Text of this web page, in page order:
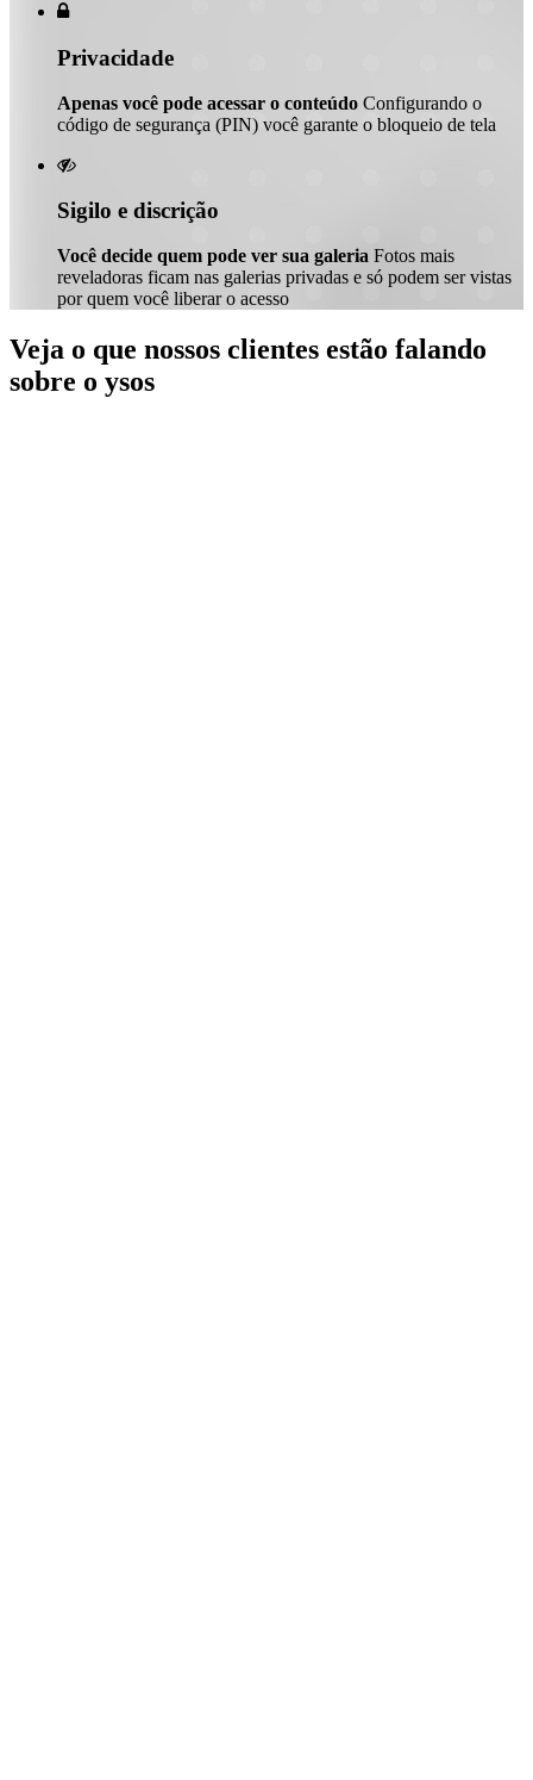

Privacidade
Apenas você pode acessar o conteúdo Configurando o
código de segurança (PIN) você garante o bloqueio de tela

Sigilo e discrição
Você decide quem pode ver sua galeria Fotos mais
reveladoras ficam nas galerias privadas e só podem ser vistas
por quem você liberar o acesso
Veja o que nossos clientes estão falando
sobre o ysos